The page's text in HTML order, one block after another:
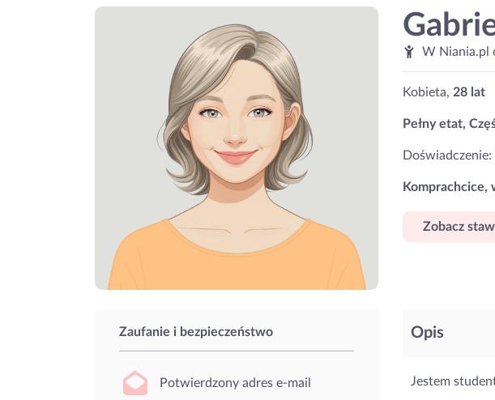
W Niania.pl
Kobieta, 28 lat
Pełny etat,
Doświadczenie:
Komprachcice,
Zobacz
Zaufanie i bezpieczeństwo
Potwierdzony adres e-mail
Opis
Jestem